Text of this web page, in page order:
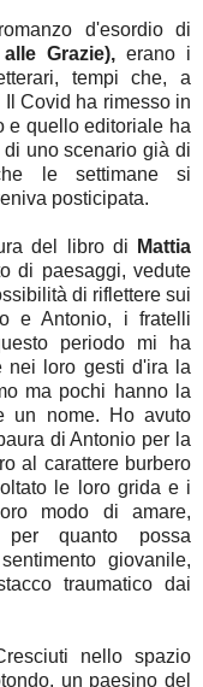
d'esordio di
Grazie),erano i
tempi che, a
Covid ha rimesso in
e quello editoriale ha
uno scenario già di
le settimane si
posticipata.
del libro di
Mattia
di paesaggi, vedute
di riflettere sui
e Antonio, i fratelli
periodo mi ha
nei loro gesti d'ira la
ma pochi hanno la
un nome. Ho avuto
di Antonio per la
al carattere burbero
le loro grida e i
modo di amare,
per quanto possa
giovanile,
traumatico dai
nello spazio
un paesino del